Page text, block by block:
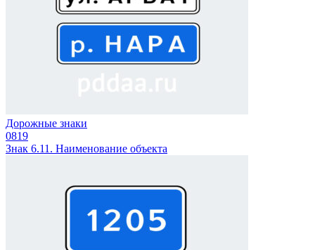
Дорожные знаки
0819
Знак 6.11. Наименование объекта